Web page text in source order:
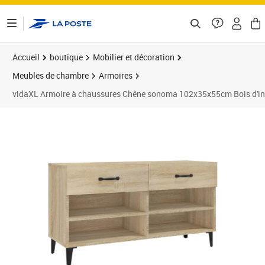
Accueil boutique
Mobilier et décoration
Meubles de chambre
Armoires
vidaXL Armoire à chaussures Chêne sonoma 102x35x55cm Bois